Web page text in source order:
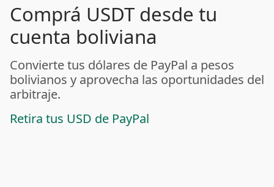
Comprá USDT desde tu
cuenta boliviana
Convierte tus dólares de PayPal a pesos
bolivianos y aprovecha las oportunidades del
arbitraje.
Retira tus USD de PayPal